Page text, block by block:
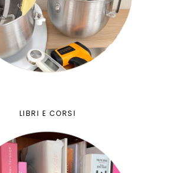
LIBRI E CORSI